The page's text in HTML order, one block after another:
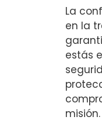
La
en la
estás
misión.